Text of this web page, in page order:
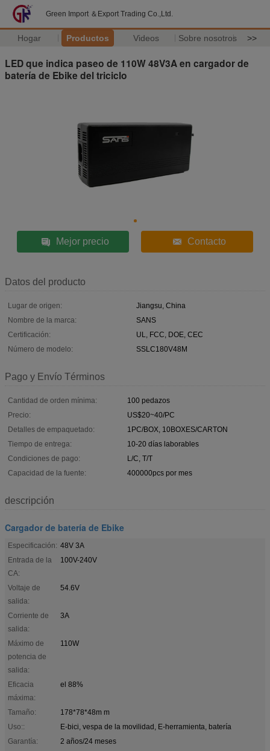
Green Import ＆Export Trading Co.,Ltd.
Hogar Productos Videos Sobre nosotros >>
LED que indica paseo de 110W 48V3A en cargador de
batería de Ebike del triciclo
Mejor precio Contacto
Datos del producto
Lugar de origen:
Jiangsu, China
Nombre de la marca:
SANS
Certificación:
UL, FCC, DOE, CEC
Número de modelo:
SSLC180V48M
Pago y Envío Términos
Cantidad de orden mínima:
100 pedazos
Precio:
US$20~40/PC
Detalles de empaquetado:
1PC/BOX, 10BOXES/CARTON
Tiempo de entrega:
10-20 días laborables
Condiciones de pago:
L/C, T/T
Capacidad de la fuente:
400000pcs por mes
descripción
Cargador de batería de Ebike
Especificación: 48V 3A
Entrada de la
CA:
100V-240V
Voltaje de
salida:
54.6V
Corriente de
salida:
3A
Máximo de
potencia de
salida:
110W
Eficacia
máxima:
el 88%
Tamaño:
178*78*48m m
Uso::
E-bici, vespa de la movilidad, E-herramienta, batería
Garantía:
2 años/24 meses